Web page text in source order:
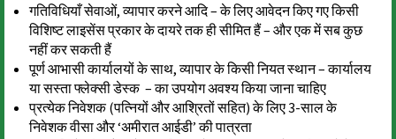
गतिविधियाँ सेवाओं, व्यापार करने आदि – के लिए आवेदन किए गए किसी
विशिष्ट लाइसेंस प्रकार के दायरे तक ही सीमित हैं – और एक में सब कुछ
नहीं कर सकती हैं
पूर्ण आभासी कार्यालयों के साथ, व्यापार के किसी नियत स्थान – कार्यालय
या सस्ता फ्लेक्सी डेस्क – का उपयोग अवश्य किया जाना चाहिए
प्रत्येक निवेशक (पत्नियों और आश्रितों सहित) के लिए 3-साल के
निवेशक वीसा और ‘अमीरात आईडी’ की पात्रता